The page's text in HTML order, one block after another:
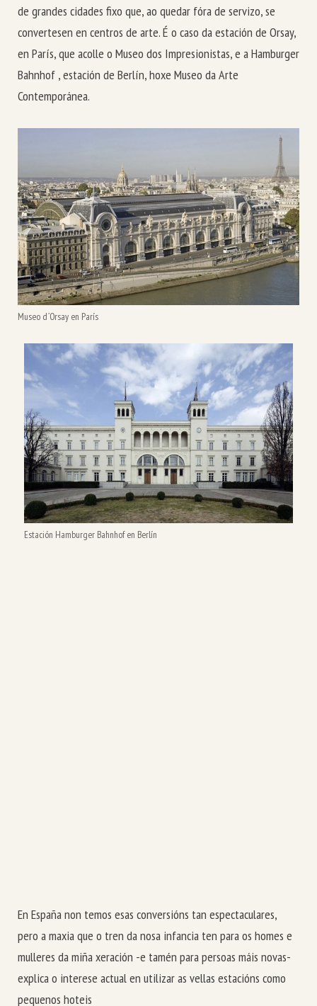
de grandes cidades fixo que, ao quedar fóra de servizo, se
convertesen en centros de arte. É o caso da estación de Orsay,
en París, que acolle o Museo dos Impresionistas, e a Hamburger
Bahnhof , estación de Berlín, hoxe Museo da Arte
Contemporánea.
Museo d´Orsay en París
Estación Hamburger Bahnhof en Berlín
En España non temos esas conversións tan espectaculares,
pero a maxia que o tren da nosa infancia ten para os homes e
mulleres da miña xeración -e tamén para persoas máis novas-
explica o interese actual en utilizar as vellas estacións como
pequenos hoteis